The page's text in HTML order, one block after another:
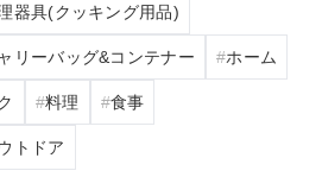
器具(クッキング用品)
リーバッグ&コンテナー ホーム
料理 食事
トドア